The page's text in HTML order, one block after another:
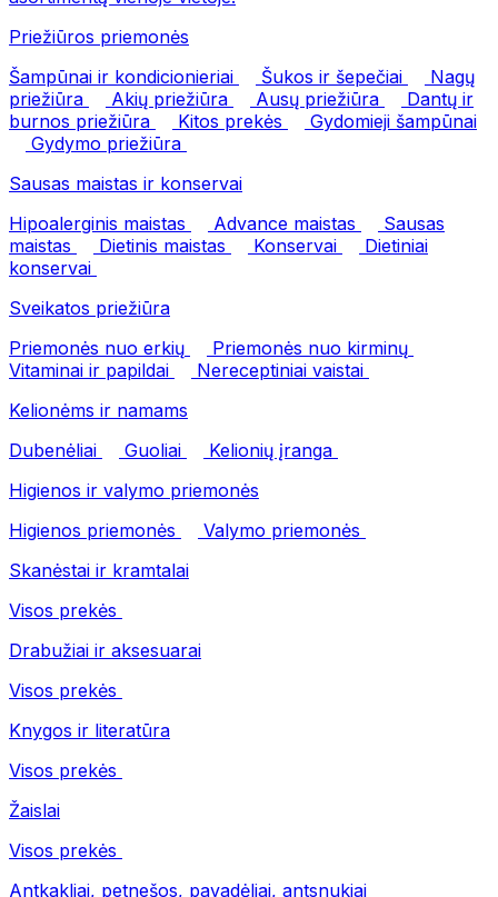
Priežiūros priemonės
Šampūnai ir kondicionieriai
Šukos ir šepečiai
Nagų
priežiūra
Akių priežiūra Ausų priežiūra
Dantų ir
burnos priežiūra
Kitos prekės
Gydomieji šampūnai
Gydymo priežiūra
Sausas maistas ir konservai
Hipoalerginis maistas
Advance maistas
Sausas
maistas
Dietinis maistas Konservai
Dietiniai
konservai
Sveikatos priežiūra
Priemonės nuo erkių
Priemonės nuo kirminų
Vitaminai ir papildai
Nereceptiniai vaistai
Kelionėms ir namams
Dubenėliai
Guoliai
Kelionių įranga
Higienos ir valymo priemonės
Higienos priemonės
Valymo priemonės
Skanėstai ir kramtalai
Visos prekės
Drabužiai ir aksesuarai
Visos prekės
Knygos ir literatūra
Visos prekės
Žaislai
Visos prekės
Antkakliai, petnešos, pavadėliai, antsnukiai